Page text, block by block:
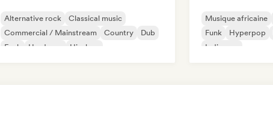
Alternative rock
Classical music
Commercial / Mainstream
Country
Dub
Funk
Hardcore Hip-hop
Musique africaine
Funk
Hyperpop
Indie pop